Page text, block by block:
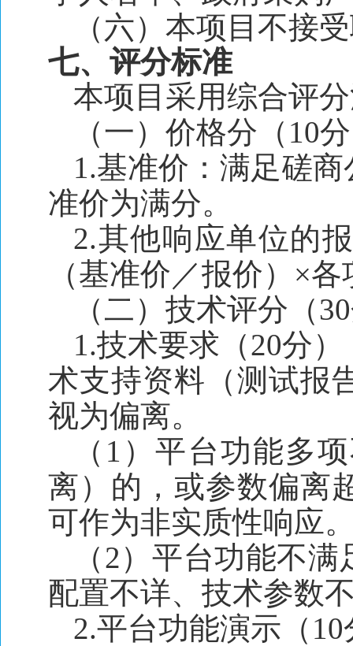
（六）本项目不接
七、评分标准
本项目采用综合评
（一）价格分（10
1.基准价：满足磋
准价为满分。
2.其他响应单位的
（基准价／报价）×
（二）技术评分（
1.技术要求（20分
术支持资料（测试报
视为偏离。
（1）平台功能多
离）的，或参数偏离
可作为非实质性响应
（2）平台功能不
配置不详、技术参数
2.平台功能演示（10